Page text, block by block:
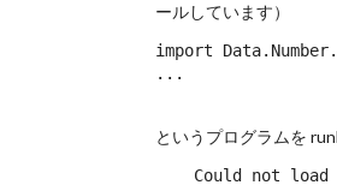
ールしています）
import
...
というプログラムを
Could not load